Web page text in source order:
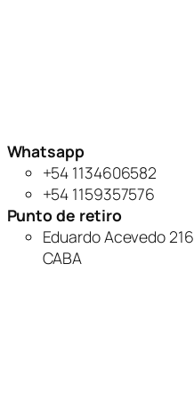
Whatsapp
+54 1134606582
+54 1159357576
Punto de retiro
Eduardo Acevedo 216
CABA